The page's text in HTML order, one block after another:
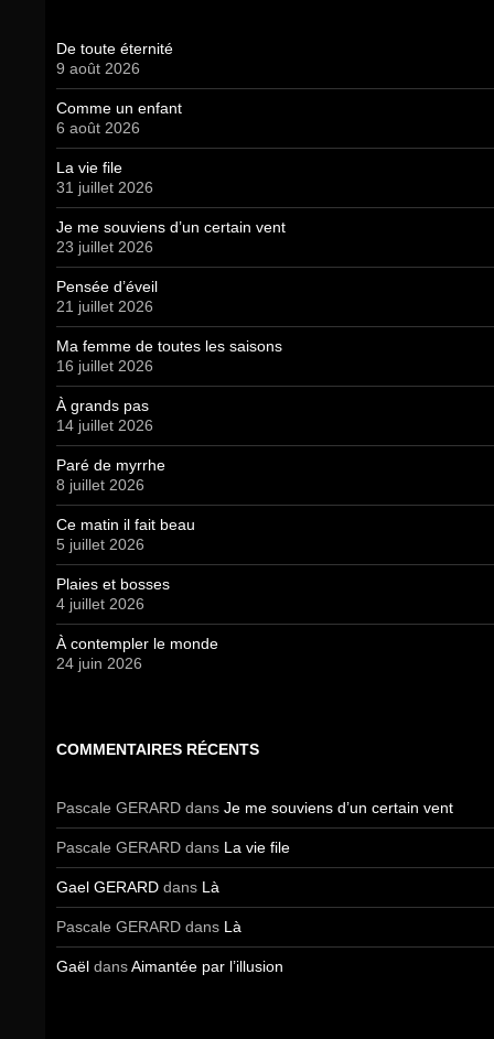
De toute éternité
9 août 2026
Comme un enfant
6 août 2026
La vie file
31 juillet 2026
Je me souviens d’un certain vent
23 juillet 2026
Pensée d’éveil
21 juillet 2026
Ma femme de toutes les saisons
16 juillet 2026
À grands pas
14 juillet 2026
Paré de myrrhe
8 juillet 2026
Ce matin il fait beau
5 juillet 2026
Plaies et bosses
4 juillet 2026
À contempler le monde
24 juin 2026
COMMENTAIRES RÉCENTS
Pascale GERARD dans Je me souviens d’un certain vent
Pascale GERARD dans La vie file
Gael GERARD dans Là
Pascale GERARD dans Là
Gaël dansAimantée par l’illusion